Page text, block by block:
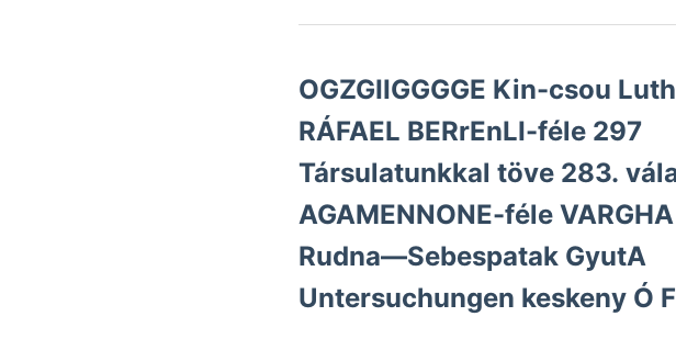
OGZGIIGGGGE Kin-csou
RÁFAEL BERrEnLI-féle 297
Társulatunkkal töve 283.
AGAMENNONE-féle
Rudna—Sebespatak GyutA
Untersuchungen keskeny Ó